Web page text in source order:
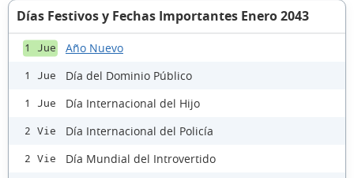
Días Festivos y Fechas Importantes Enero 2043
1 Jue Año Nuevo
1 Jue Día del Dominio Público
1 Jue Día Internacional del Hijo
2 Vie Día Internacional del Policía
2 Vie Día Mundial del Introvertido